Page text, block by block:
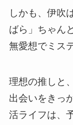
しかも、伊吹
ばら」ちゃん
無愛想でミス
理想の推しと
出会いをきっ
活ライフは、